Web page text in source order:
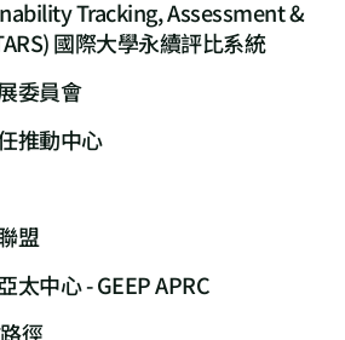
Tracking, Assessment &
國際大學永續評比系統
委員會
推動中心
盟
太中心 - GEEP APRC
徑